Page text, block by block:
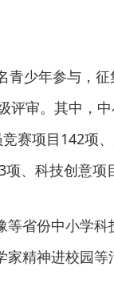
青少年参与，
评审。其中，
赛项目142项
、科技创意项
等省份中小学
精神进校园等